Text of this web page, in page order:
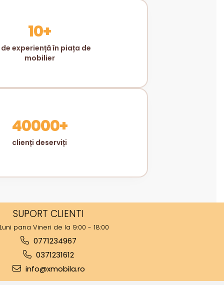
10+
experiență în piața de
mobilier
40000+
clienți deserviți
SUPORT CLIENTI
pana Vineri de la 9:00 - 18:00
0771234967
0371231612
info@xmobila.ro